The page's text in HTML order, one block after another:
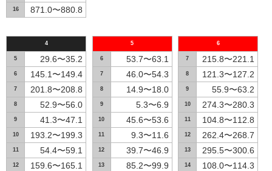
16 871.0〜880.8
4
5 29.6〜35.2
6 145.1〜149.4
7 201.8〜208.8
8 52.9〜56.0
9 41.3〜47.1
10 193.2〜199.3
11 54.4〜59.1
12 159.6〜165.1
5
6 53.7〜63.1
7 46.0〜54.3
8 14.9〜18.0
9 5.3〜6.9
10 45.6〜53.6
11 9.3〜11.6
12 39.7〜46.9
13 85.2〜99.9
6
7 215.8〜221.1
8 121.3〜127.2
9 55.9〜63.2
10 274.3〜280.3
11 104.8〜112.8
12 262.4〜268.7
13 295.5〜300.6
14 108.0〜114.3